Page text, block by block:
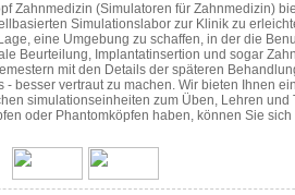
Zahnmedizin (Simulatoren für Zahnmedizin)
Simulationslabor zur Klinik zu
eine Umgebung zu schaffen, in der die
Beurteilung, Implantatinsertion und sogar
mit den Details der späteren
- besser vertraut zu machen. Wir bieten Ihnen
simulationseinheiten zum Üben, Lehren
oder Phantomköpfen haben, können Sie